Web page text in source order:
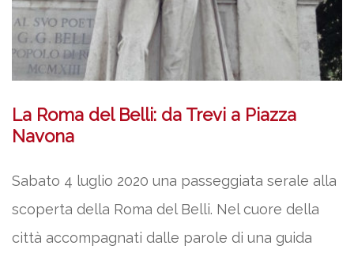
La Roma del Belli: da Trevi a Piazza
Navona
Sabato 4 luglio 2020 una passeggiata serale alla
scoperta della Roma del Belli. Nel cuore della
città accompagnati dalle parole di una guida